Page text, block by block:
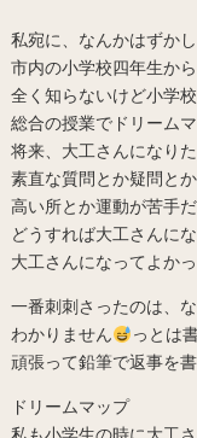
私宛に、なんかはずか
市内の小学校四年生から
全く知らないけど小学
総合の授業でドリーム
将来、大工さんになり
素直な質問とか疑問とか
高い所とか運動が苦手
どうすれば大工さんに
大工さんになってよか
一番刺刺さったのは、
わかりません
っとは
頑張って鉛筆で返事を
ドリームマップ